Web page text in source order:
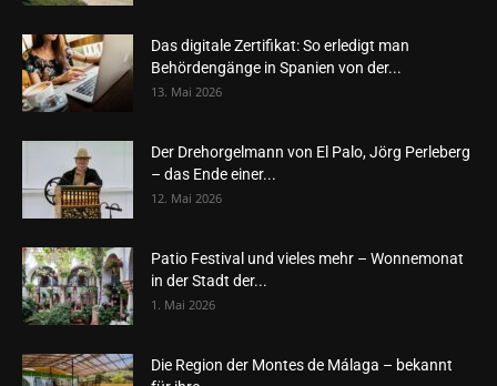
Das digitale Zertifikat: So erledigt man
Behördengänge in Spanien von der...
13. Mai 2026
Der Drehorgelmann von El Palo, Jörg Perleberg
– das Ende einer...
12. Mai 2026
Patio Festival und vieles mehr – Wonnemonat
in der Stadt der...
1. Mai 2026
Die Region der Montes de Málaga – bekannt